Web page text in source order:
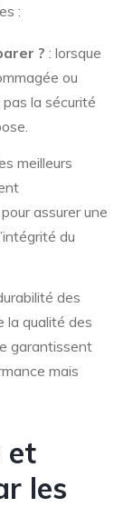
:
? : lorsque
ou
la sécurité
meilleurs
assurer une
du
des
la qualité des
garantissent
mais
et
les